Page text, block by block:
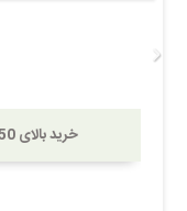
خرید بالای 50 واحد